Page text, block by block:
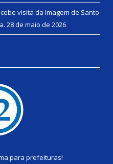
visita da Imagem de Santo
28 de maio de 2026
para prefeituras!